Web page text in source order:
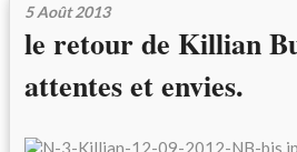
5 Août 2013
le retour de Killian
attentes et envies.